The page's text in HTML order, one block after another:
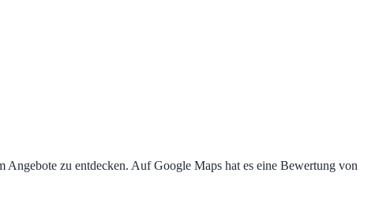
zu entdecken. Auf Google Maps hat es eine Bewertung von